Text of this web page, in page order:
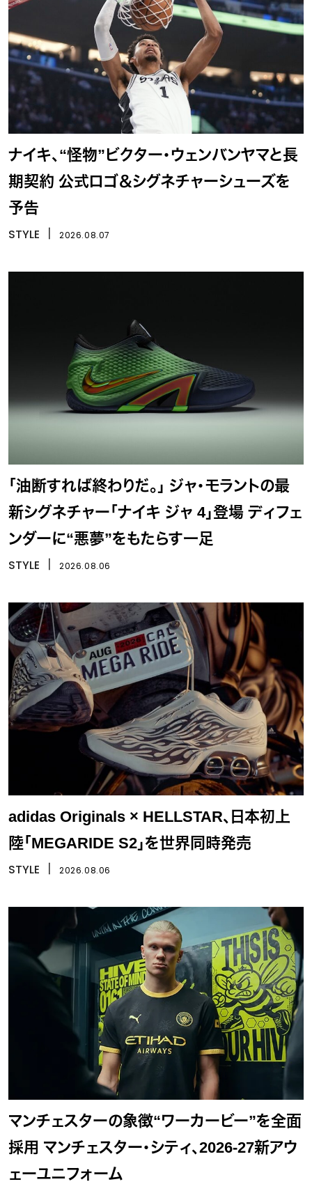
ナイキ、“怪物”ビクター・ウェンバンヤマと長
期契約 公式ロゴ＆シグネチャーシューズを
予告
STYLE 2026.08.07
「油断すれば終わりだ。」 ジャ・モラントの最
新シグネチャー「ナイキ ジャ 4」登場 ディフェ
ンダーに“悪夢”をもたらす一足
STYLE 2026.08.06
adidas Originals × HELLSTAR、日本初上
陸「MEGARIDE S2」を世界同時発売
STYLE 2026.08.06
マンチェスターの象徴“ワーカービー”を全面
採用 マンチェスター・シティ、2026-27新アウ
ェーユニフォーム